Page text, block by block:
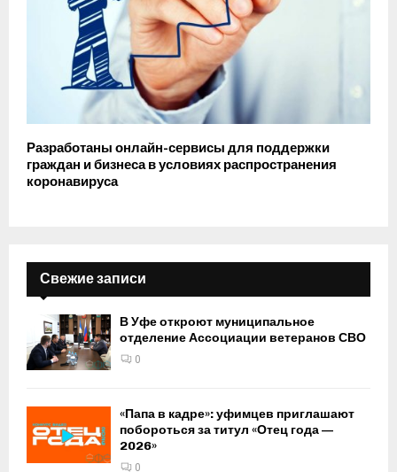
Разработаны онлайн-сервисы для поддержки
граждан и бизнеса в условиях распространения
коронавируса
Свежие записи
В Уфе откроют муниципальное
отделение Ассоциации ветеранов СВО
0
«Папа в кадре»: уфимцев приглашают
побороться за титул «Отец года —
2026»
0